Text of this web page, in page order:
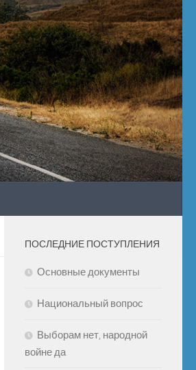
ПОСЛЕДНИЕ ПОСТУПЛЕНИЯ
Основные документы
Национальный вопрос
Выборам нет, народной
войне да